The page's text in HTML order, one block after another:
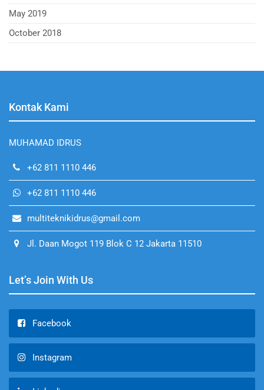
May 2019
October 2018
Kontak Kami
MUHAMAD IDRUS
+62 811 1110 446
+62 811 1110 446
multiteknikidrus@gmail.com
Jl. Daan Mogot 119 Blok C 12 Jakarta 11510
Let’s Join With Us
Facebook
Instagram